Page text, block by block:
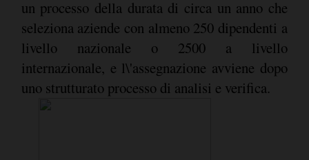
un processo della durata di circa un anno che
seleziona aziende con almeno 250 dipendenti a
livello nazionale o 2500 a livello
internazionale, e l\'assegnazione avviene dopo
uno strutturato processo di analisi e verifica.